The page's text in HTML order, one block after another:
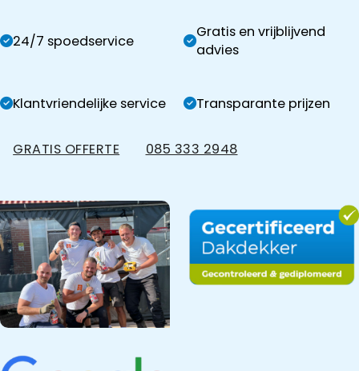
24/7 spoedservice
Gratis en vrijblijvend
advies
Klantvriendelijke service Transparante prijzen
GRATIS OFFERTE 085 333 2948